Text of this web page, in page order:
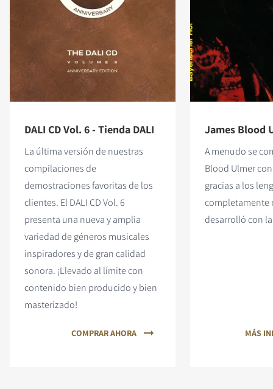
DALI CD Vol. 6 - Tienda DALI
La última versión de nuestras
compilaciones de
demostraciones favoritas de los
clientes. El DALI CD Vol. 6
presenta una nueva y amplia
variedad de géneros musicales
inspiradores y de gran calidad
sonora. ¡Llevado al límite con
contenido bien producido y bien
masterizado!
COMPRAR AHORA
James Blood
A menudo se
Blood Ulmer
gracias a los
completamente
desarrolló con
MÁS